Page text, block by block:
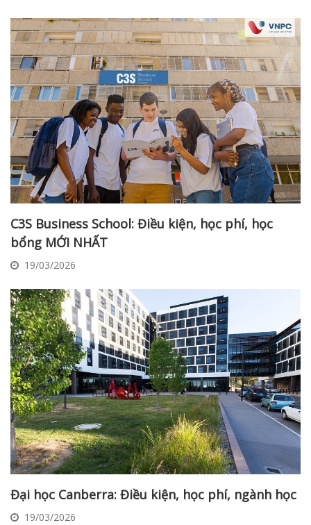
C3S Business School: Điều kiện, học phí, học
bổng MỚI NHẤT
19/03/2026
Đại học Canberra: Điều kiện, học phí, ngành học
19/03/2026